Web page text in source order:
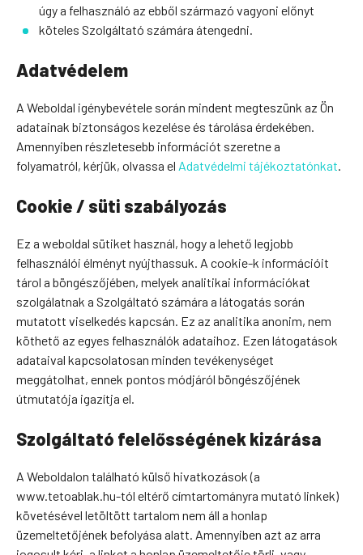
úgy a felhasználó az ebből származó vagyoni előnyt
köteles Szolgáltató számára átengedni.
Adatvédelem
A Weboldal igénybevétele során mindent megteszünk az Ön
adatainak biztonságos kezelése és tárolása érdekében.
Amennyiben részletesebb információt szeretne a
folyamatról, kérjük, olvassa el Adatvédelmi tájékoztatónkat
Cookie / süti szabályozás
Ez a weboldal sütiket használ, hogy a lehető legjobb
felhasználói élményt nyújthassuk. A cookie-k információit
tárol a böngészőjében, melyek analitikai információkat
szolgálatnak a Szolgáltató számára a látogatás során
mutatott viselkedés kapcsán. Ez az analitika anonim, nem
köthető az egyes felhasználók adataihoz. Ezen látogatások
adataival kapcsolatosan minden tevékenységet
meggátolhat, ennek pontos módjáról böngészőjének
útmutatója igazítja el.
Szolgáltató felelősségének kizárása
A Weboldalon található külső hivatkozások (a
www.tetoablak.hu-tól eltérő címtartományra mutató linkek)
követésével letöltött tartalom nem áll a honlap
üzemeltetőjének befolyása alatt. Amennyiben azt az arra